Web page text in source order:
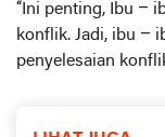
“Ini penting, Ibu –
konflik. Jadi, ibu –
penyelesaian